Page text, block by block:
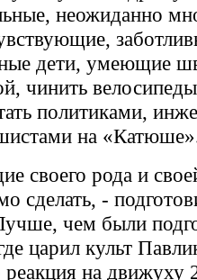
неожиданно
дети, умеющие
чинить
политиками,
на
своего рода и
сделать, -
чем были
царил культ
на движуху